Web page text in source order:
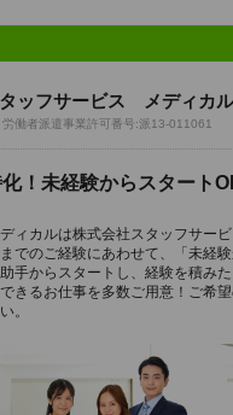
ッフサービス メディカ
労働者派遣事業許可番号:派13-011061
！未経験からスタート
ィカルは株式会社スタッフサー
でのご経験にあわせて、「未経
手からスタートし、経験を積み
きるお仕事を多数ご用意！ご希
。